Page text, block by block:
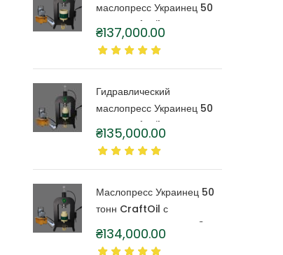
маслопресс Украинец 50
тонн CraftOil с
капролоновой бочкой 6
литров
₴137,000.00
Гидравлический
маслопресс Украинец 50
тонн CraftOil с
капролоновой бочкой 4
литра
₴135,000.00
Маслопресс Украинец 50
тонн CraftOil с
капролоновой бочкой 3
литра
₴134,000.00